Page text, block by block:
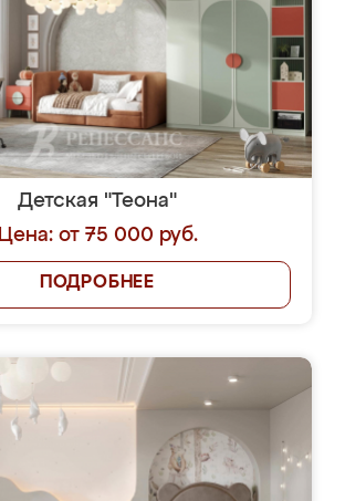
Детская "Теона"
Цена: от 75 000 руб.
ПОДРОБНЕЕ